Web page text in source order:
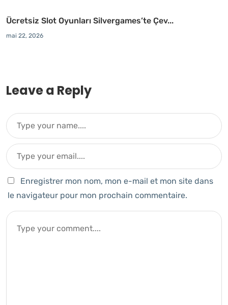
Ücretsiz Slot Oyunları Silvergames’te Çev...
mai 22, 2026
Leave a Reply
Enregistrer mon nom, mon e-mail et mon site dans
le navigateur pour mon prochain commentaire.